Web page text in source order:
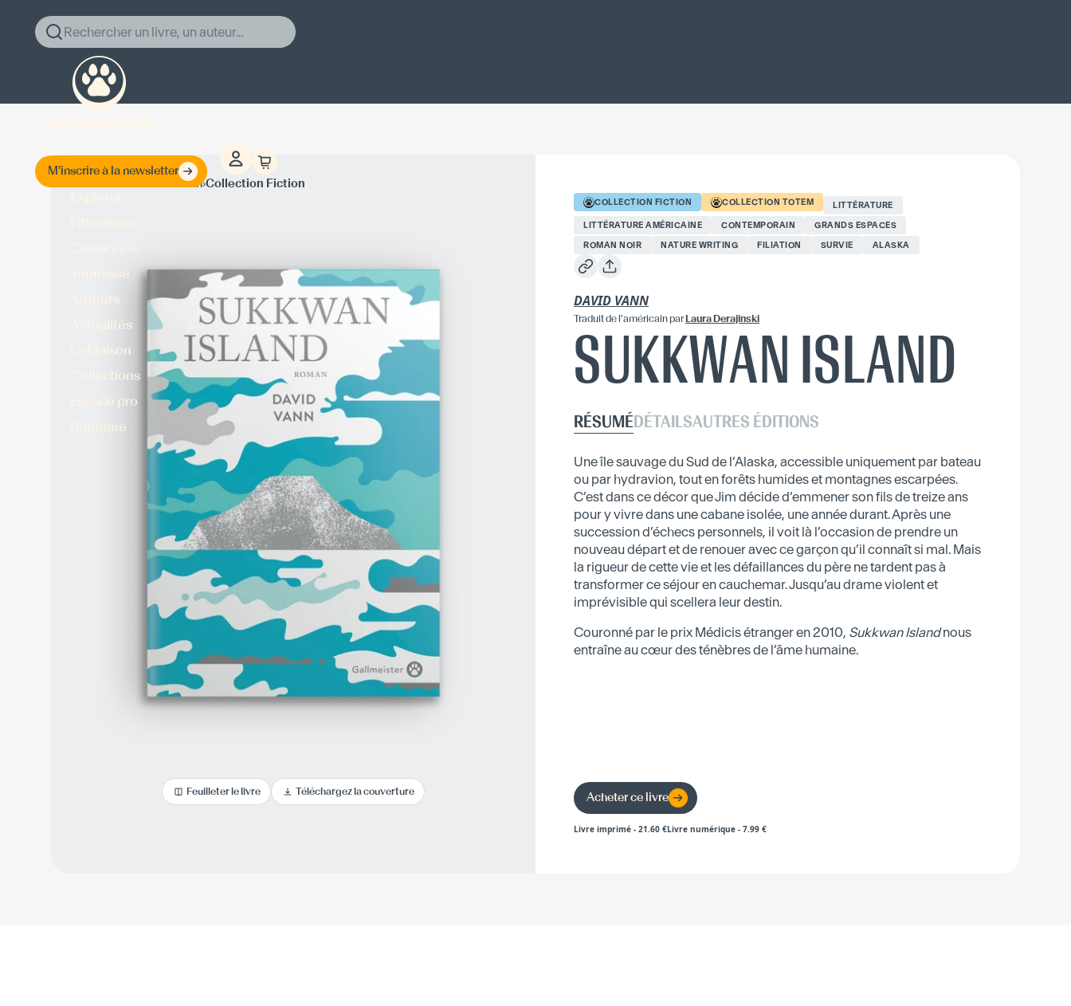
Rechercher un livre, un auteur...
M'inscrire à la newsletter
Jeunesse
Auteurs
Actualités
La Maison
Collections
Espace pro
Boutique
David Vann›Collection Fiction
Feuilleter le livre Téléchargez la couverture
COLLECTION FICTION COLLECTION TOTEM
LITTÉRATURE
LITTÉRATURE AMÉRICAINE
CONTEMPORAIN
GRANDS ESPACES
ROMAN NOIR
NATURE WRITING FILIATION SURVIE ALASKA
DAVID VANN
Traduitde l'américainparLaura Derajinski
SUKKWAN ISLAND
RÉSUMÉDÉTAILSAUTRES ÉDITIONS
Une île sauvage du Sud de l’Alaska, accessible uniquement par bateau
ou par hydravion, tout en forêts humides et montagnes escarpées.
C’est dans ce décor que Jim décide d’emmener son fils de treize ans
pour y vivre dans une cabane isolée, une année durant. Après une
succession d’échecs personnels, il voit là l’occasion de prendre un
nouveau départ et de renouer avec ce garçon qu’il connaît si mal. Mais
la rigueur de cette vie et les défaillances du père ne tardent pas à
transformer ce séjour en cauchemar. Jusqu’au drame violent et
imprévisible qui scellera leur destin.
Couronné par le prix Médicis étranger en 2010, Sukkwan Islandnous
entraîne au cœur des ténèbres de l’âme humaine.
Acheter ce livre
Livre imprimé - 21.60 €Livre numérique - 7.99 €